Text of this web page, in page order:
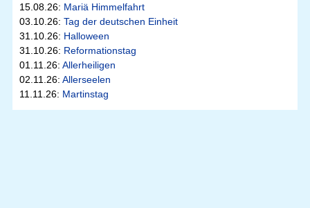
15.08.26: Mariä Himmelfahrt
03.10.26: Tag der deutschen Einheit
31.10.26: Halloween
31.10.26: Reformationstag
01.11.26: Allerheiligen
02.11.26: Allerseelen
11.11.26: Martinstag